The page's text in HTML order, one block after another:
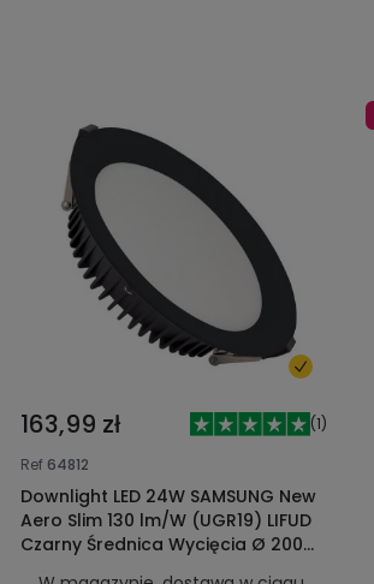
163,99 zł (1)
Ref 64812
Downlight LED 24W SAMSUNG New
Aero Slim 130 lm/W (UGR19) LIFUD
Czarny Średnica Wycięcia Ø 200